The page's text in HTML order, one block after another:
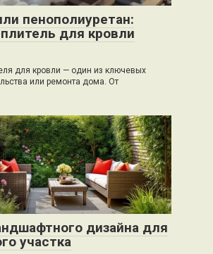
пенополиуретан:
для кровли
для кровли — один из ключевых
или ремонта дома. От
0
дизайна для
участка